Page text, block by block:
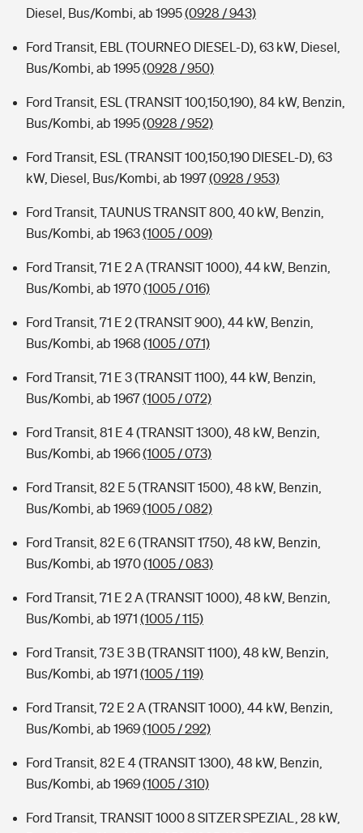
Diesel, Bus/Kombi, ab 1995(0928 / 943)
Ford Transit, EBL (TOURNEO DIESEL-D), 63 kW, Diesel,
Bus/Kombi, ab 1995(0928 / 950)
Ford Transit, ESL (TRANSIT 100,150,190), 84 kW, Benzin,
Bus/Kombi, ab 1995(0928 / 952)
Ford Transit, ESL (TRANSIT 100,150,190 DIESEL-D), 63
kW, Diesel, Bus/Kombi, ab 1997(0928 / 953)
Ford Transit, TAUNUS TRANSIT 800, 40 kW, Benzin,
Bus/Kombi, ab 1963(1005 / 009)
Ford Transit, 71 E 2 A (TRANSIT 1000), 44 kW, Benzin,
Bus/Kombi, ab 1970(1005 / 016)
Ford Transit, 71 E 2 (TRANSIT 900), 44 kW, Benzin,
Bus/Kombi, ab 1968 (1005 / 071)
Ford Transit, 71 E 3 (TRANSIT 1100), 44 kW, Benzin,
Bus/Kombi, ab 1967(1005 / 072)
Ford Transit, 81 E 4 (TRANSIT 1300), 48 kW, Benzin,
Bus/Kombi, ab 1966(1005 / 073)
Ford Transit, 82 E 5 (TRANSIT 1500), 48 kW, Benzin,
Bus/Kombi, ab 1969(1005 / 082)
Ford Transit, 82 E 6 (TRANSIT 1750), 48 kW, Benzin,
Bus/Kombi, ab 1970(1005 / 083)
Ford Transit, 71 E 2 A (TRANSIT 1000), 48 kW, Benzin,
Bus/Kombi, ab 1971 (1005 / 115)
Ford Transit, 73 E 3 B (TRANSIT 1100), 48 kW, Benzin,
Bus/Kombi, ab 1971 (1005 / 119)
Ford Transit, 72 E 2 A (TRANSIT 1000), 44 kW, Benzin,
Bus/Kombi, ab 1969(1005 / 292)
Ford Transit, 82 E 4 (TRANSIT 1300), 48 kW, Benzin,
Bus/Kombi, ab 1969(1005 / 310)
Ford Transit, TRANSIT 1000 8 SITZER SPEZIAL, 28 kW,